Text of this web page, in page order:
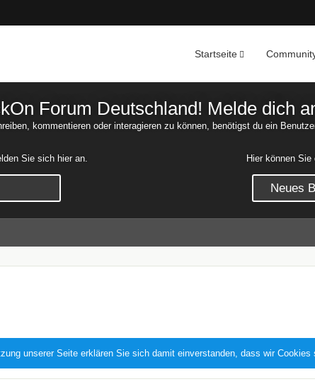
Startseite
Forum Deutschland! Melde dich
kommentieren oder interagieren zu können, benötigst du ein
Sie sich hier an. Hier können
Neues
unserer Seite erklären Sie sich damit einverstanden, dass wir Cookies